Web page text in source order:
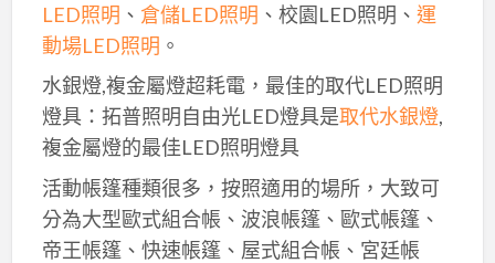
LED照明 、 倉儲LED照明 、校園LED照明、 運
動場LED照明 。
水銀燈,複金屬燈超耗電，最佳的取代LED照明
燈具：拓普照明自由光LED燈具是取代水銀燈,
複金屬燈的最佳LED照明燈具
活動帳篷種類很多，按照適用的場所，大致可
分為大型歐式組合帳、波浪帳篷、歐式帳篷、
帝王帳篷、快速帳篷、屋式組合帳、宮廷帳